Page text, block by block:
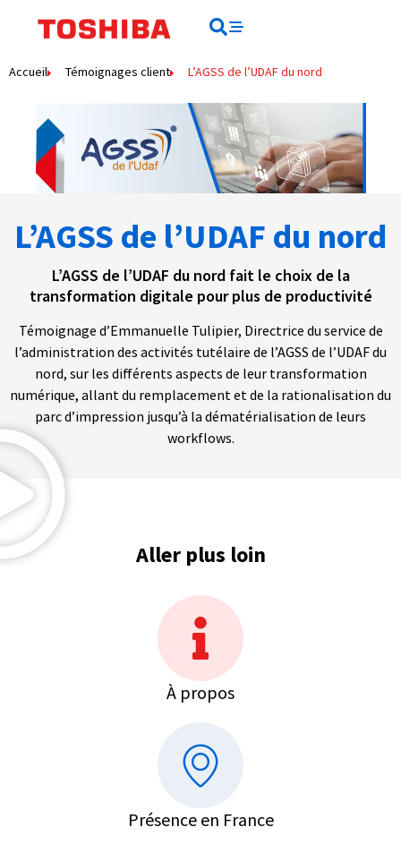
principal
Accueil Témoignages client L’AGSS de l’UDAF du nord
L’AGSS de l’UDAF du nord
L’AGSS de l’UDAF du nord fait le choix de la
transformation digitale pour plus de productivité
Témoignage d’Emmanuelle Tulipier, Directrice du service de
l’administration des activités tutélaire de l’AGSS de l’UDAF du
nord, sur les différents aspects de leur transformation
numérique, allant du remplacement et de la rationalisation du
parc d’impression jusqu’à la dématérialisation de leurs
workflows.
Aller plus loin
À propos
Présence en France